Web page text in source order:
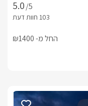
/5
החל מ- ₪1400